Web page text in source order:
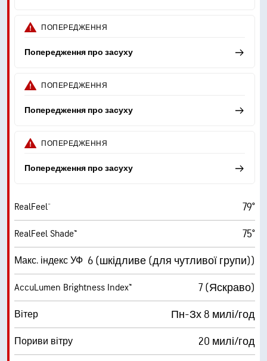
ПОПЕРЕДЖЕННЯ
Попередження про засуху
ПОПЕРЕДЖЕННЯ
Попередження про засуху
ПОПЕРЕДЖЕННЯ
Попередження про засуху
RealFeel® 79°
RealFeel Shade™ 75°
Макс. індекс УФ 6 (шкідливе (для чутливої групи))
AccuLumen Brightness Index™ 7 (Яскраво)
Вітер Пн-Зх 8 милі/год
Пориви вітру 20 милі/год